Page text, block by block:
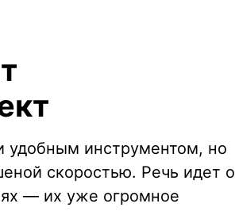
удобным инструментом, но
скоростью. Речь идет о
— их уже огромное